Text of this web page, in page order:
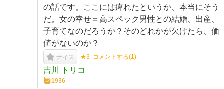
の話です。ここには痺れたというか、本当にそう
だ。女の幸せ＝高スペック男性との結婚、出産、
子育てなのだろうか？そのどれかが欠けたら、価
値がないのか？
ナイス ★3 コメントする(1)
吉川 トリコ
1936